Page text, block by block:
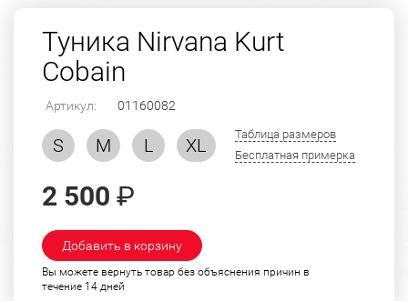
Туника Nirvana Kurt
Cobain
Артикул: 01160082
S M L XL
Таблица размеров
Бесплатная примерка
2 500 ₽
Добавить в корзину
Вы можете вернуть товар без объяснения причин в
течение 14 дней